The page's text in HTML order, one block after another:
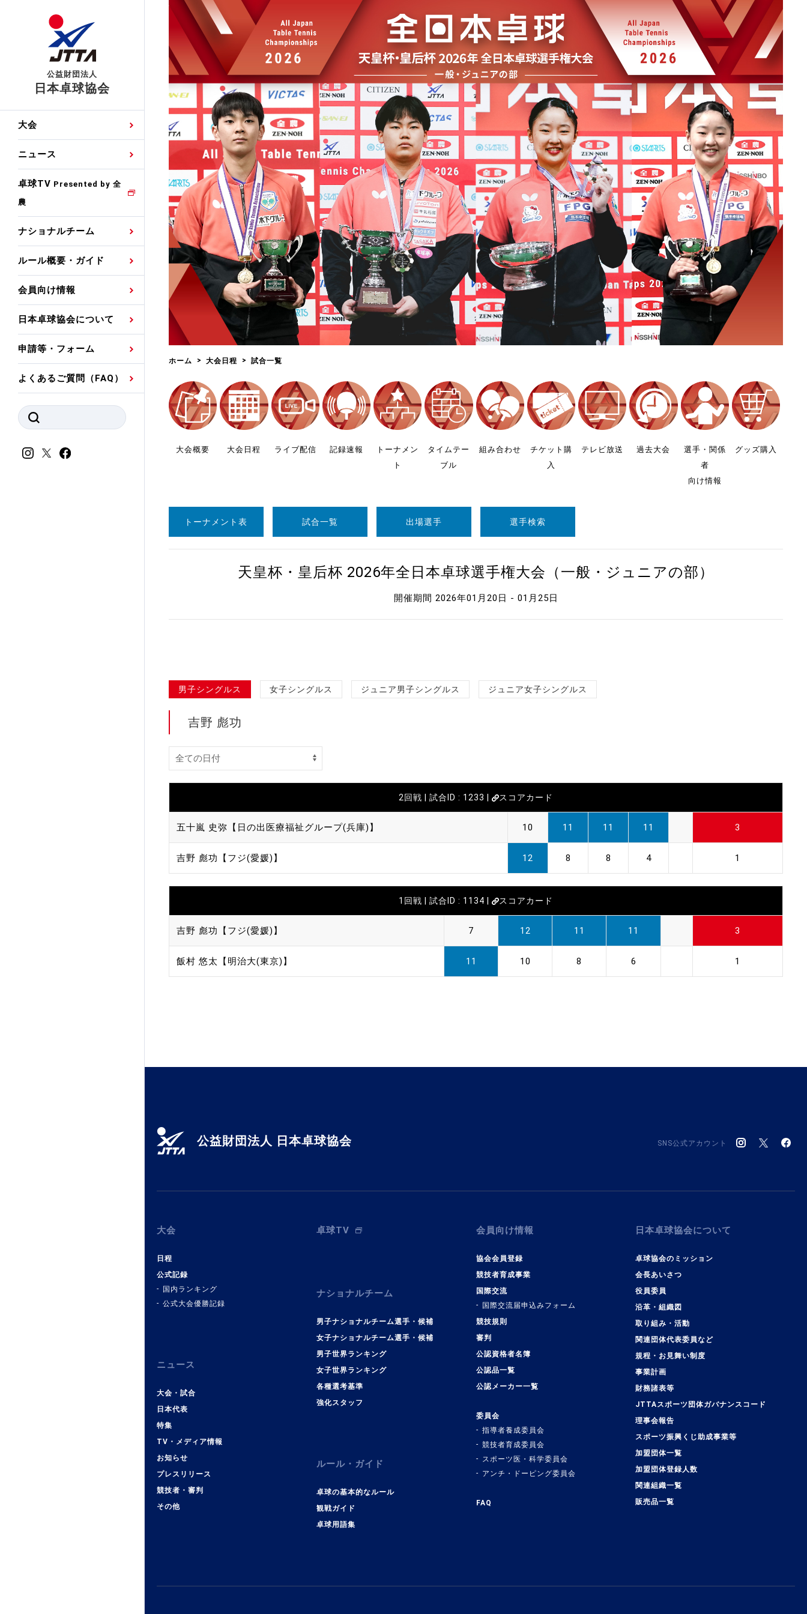
公益財団法人
日本卓球協会
大会 日程
公式記録
国内ランキング
公式大会優勝記録
ニュース
大会・試合
日本代表
特集
TV・メディア情報
お知らせ
プレスリリース
競技者(パスウェイ)・審判
その他
卓球TV Presented by 全
農
ナショナルチーム
男子ナショナルチーム選
手・候補
女子ナショナルチーム選
手・候補
男子世界ランキング
女子世界ランキング
各種選考基準
強化スタッフ
ルール概要・ガイド
卓球の基本的なルール
競技規則
観戦ガイド
卓球用語集
スポーツ栄養カルタ
会員向け情報
協会会員登録
ゼッケンについて
競技者育成事業
審判
指導者
公認資格者名簿
公認品一覧
公認メーカー一覧
委員会
指導者養成委員会
競技者育成委員会
スポーツ医・科学委員会
日本卓球協会について
卓球協会のミッション
会長あいさつ
役員委員
沿革・組織図
取り組み・活動
関連団体代表委員など
規程・お見舞い制度
ハンドブックデータ
事業計画・事業報告
財務諸表等
JTTAスポーツ団体ガバナ
ンスコード
販売品一覧
申請等・フォーム
国際交流届申込みフォーム
国際大会自主参加申請
競技ウエア広告申請
競技ウエアチーム名申請
日本卓球ルールのお問い合
わせ
審判員ネームプレート制作
申込
よくあるご質問（FAQ）
ホーム 大会日程 試合一覧
大会概要 大会日程 ライブ配信 記録速報
トーナメン
ト
タイムテー
ブル
組み合わせ
チケット購
入
テレビ放送 過去大会
選手・関係
者
向け情報
グッズ購入
トーナメント表 試合一覧 出場選手 選手検索
天皇杯・皇后杯 2026年全日本卓球選手権大会（一般・ジュニアの部）
開催期間 2026年01月20日 - 01月25日
男子シングルス 女子シングルス ジュニア男子シングルス ジュニア女子シングルス
吉野 彪功
2回戦 | 試合ID : 1233 | スコアカード
五十嵐 史弥【日の出医療福祉グループ(兵庫)】 10 11 11 11 3
吉野 彪功【フジ(愛媛)】 12 8 8 4 1
1回戦 | 試合ID : 1134 | スコアカード
吉野 彪功【フジ(愛媛)】 7 12 11 11 3
飯村 悠太【明治大(東京)】 11 10 8 6 1
公益財団法人 日本卓球協会 SNS公式アカウント
大会
日程
公式記録
国内ランキング
公式大会優勝記録
ニュース
大会・試合
日本代表
特集
TV・メディア情報
お知らせ
プレスリリース
競技者・審判
その他
卓球TV
ナショナルチーム
男子ナショナルチーム選手・候補
女子ナショナルチーム選手・候補
男子世界ランキング
女子世界ランキング
各種選考基準
強化スタッフ
ルール・ガイド
卓球の基本的なルール
観戦ガイド
卓球用語集
会員向け情報
協会会員登録
競技者育成事業
国際交流
国際交流届申込みフォーム
競技規則
審判
公認資格者名簿
公認品一覧
公認メーカー一覧
委員会
指導者養成委員会
競技者育成委員会
スポーツ医・科学委員会
アンチ・ドーピング委員会
FAQ
日本卓球協会について
卓球協会のミッション
会長あいさつ
役員委員
沿革・組織図
取り組み・活動
関連団体代表委員など
規程・お見舞い制度
事業計画
財務諸表等
JTTAスポーツ団体ガバナンスコード
理事会報告
スポーツ振興くじ助成事業等
加盟団体一覧
加盟団体登録人数
関連組織一覧
販売品一覧